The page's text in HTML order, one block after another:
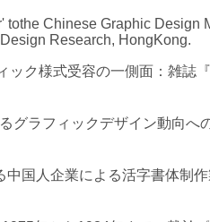
Chinese Graphic Design
Research, HongKong.
ク様式受容の一側面：雑誌
グラフィックデザイン動向へ
国人企業による活字書体制